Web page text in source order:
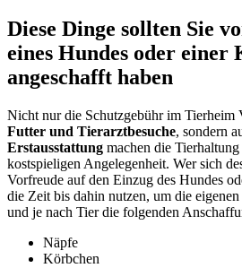
Diese Dinge sollten Sie
eines Hundes oder einer
angeschafft haben
Nicht nur die Schutzgebühr im Tierheim
Futter und Tierarztbesuche, sondern
Erstausstattung machen die
kostspieligen Angelegenheit. Wer sich
Vorfreude auf den Einzug des Hundes
die Zeit bis dahin nutzen, um die
und je nach Tier die folgenden
Näpfe
Körbchen